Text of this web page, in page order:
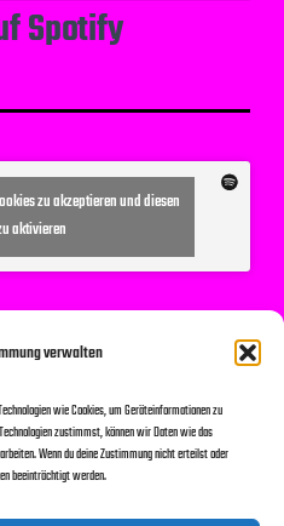
verwalten
wie Cookies, um Geräteinformationen zu
zustimmst, können wir Daten wie das
Wenn du deine Zustimmung nicht erteilst oder
beeinträchtigt werden.
Spotify
zu akzeptieren und diesen
aktivieren